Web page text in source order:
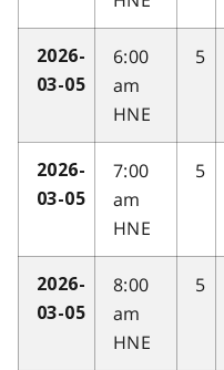
2026-
03-05
6:00
am
HNE
5
2026-
03-05
7:00
am
HNE
5
2026-
03-05
8:00
am
HNE
5